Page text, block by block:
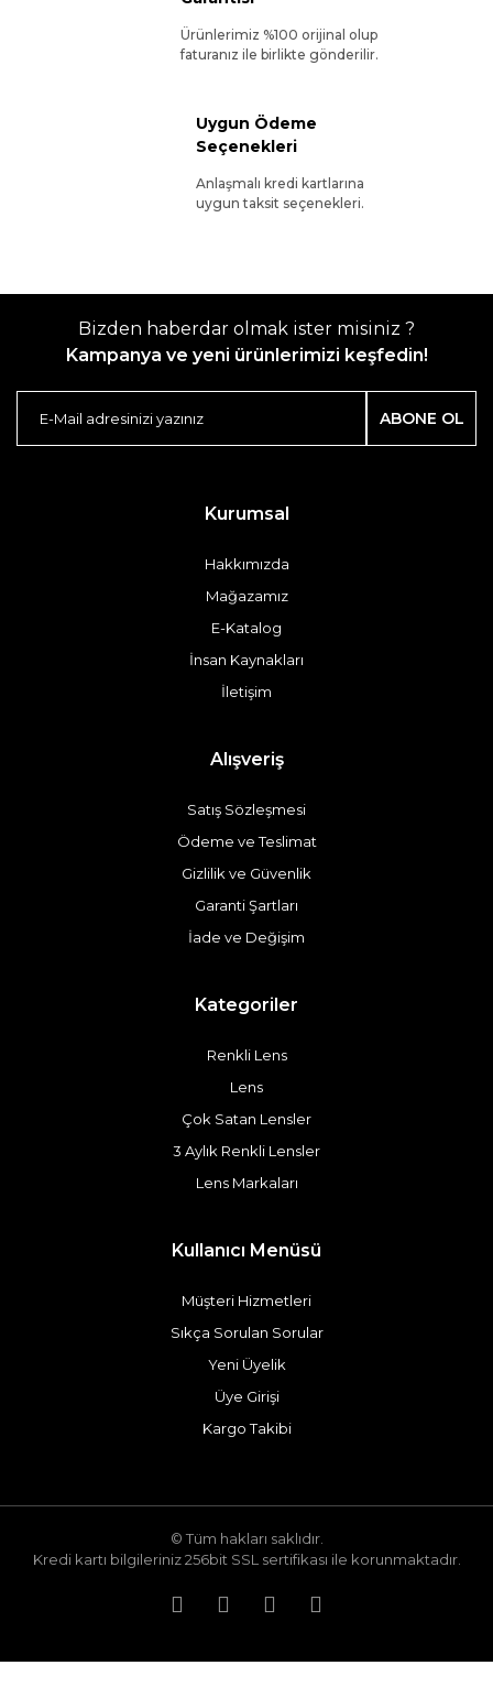
Ürünlerimiz %100 orijinal olup
faturanız ile birlikte gönderilir.
Uygun Ödeme
Seçenekleri
Anlaşmalı kredi kartlarına
uygun taksit seçenekleri.
Bizden haberdar olmak ister misiniz ?
Kampanya ve yeni ürünlerimizi keşfedin!
ABONE OL
Kurumsal
Hakkımızda
Mağazamız
E-Katalog
İnsan Kaynakları
İletişim
Alışveriş
Satış Sözleşmesi
Ödeme ve Teslimat
Gizlilik ve Güvenlik
Garanti Şartları
İade ve Değişim
Kategoriler
Renkli Lens
Lens
Çok Satan Lensler
3 Aylık Renkli Lensler
Lens Markaları
Kullanıcı Menüsü
Müşteri Hizmetleri
Sıkça Sorulan Sorular
Yeni Üyelik
Üye Girişi
Kargo Takibi
© Tüm hakları saklıdır.
Kredi kartı bilgileriniz 256bit SSL sertifikası ile korunmaktadır.